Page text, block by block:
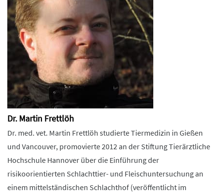
Dr. Martin Frettlöh
Dr. med. vet. Martin Frettlöh studierte Tiermedizin in Gießen
und Vancouver, promovierte 2012 an der Stiftung Tierärztliche
Hochschule Hannover über die Einführung der
risikoorientierten Schlachttier- und Fleischuntersuchung an
einem mittelständischen Schlachthof (veröffentlicht im